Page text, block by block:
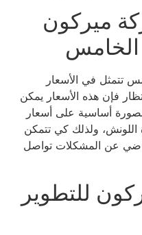
ميركون
الخامس
تتمثل في الأسعار
فإن هذه الأسعار يمكن
أساسية على أسعار
اللونش، ولذلك كي تتمكن
عن المشكلات تواصل
للتطوير